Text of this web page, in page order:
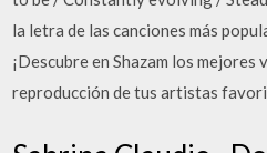
la letra de las canciones más
¡Descubre en Shazam los mejores
reproducción de tus artistas